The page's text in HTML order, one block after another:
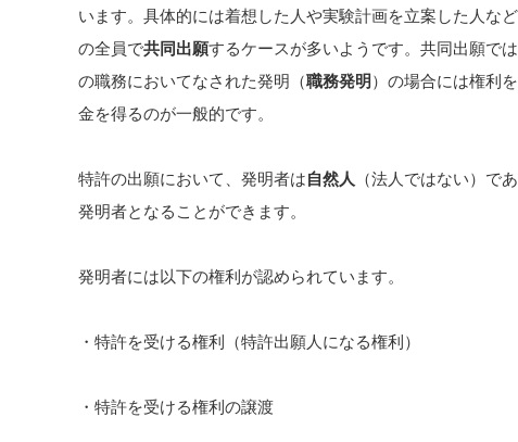
います。具体的には着想した人や実験計画を立案した人な
の全員で共同出願するケースが多いようです。共同出願で
の職務においてなされた発明（職務発明 ）の場合には権利
金を得るのが一般的です。
特許の出願において、発明者は自然人
（法人ではない）で
発明者となることができます。
発明者には以下の権利が認められています。
・特許を受ける権利（特許出願人になる権利）
・特許を受ける権利の譲渡